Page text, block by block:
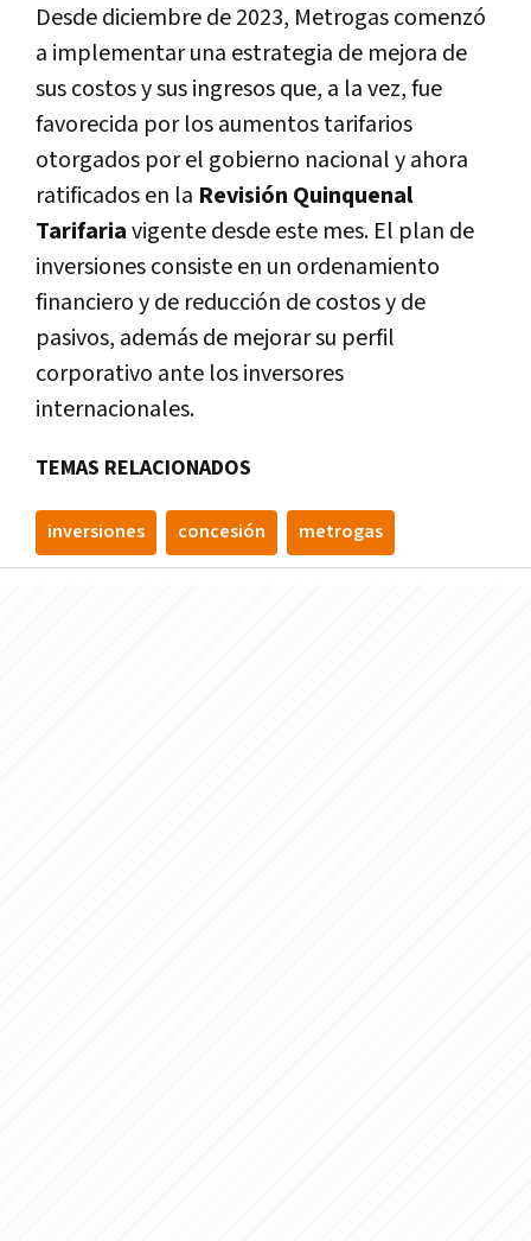
Desde diciembre de 2023, Metrogas comenzó
a implementar una estrategia de mejora de
sus costos y sus ingresos que, a la vez, fue
favorecida por los aumentos tarifarios
otorgados por el gobierno nacional y ahora
ratificados en la Revisión Quinquenal
Tarifariavigente desde este mes. El plan de
inversiones consiste en un ordenamiento
financiero y de reducción de costos y de
pasivos, además de mejorar su perfil
corporativo ante los inversores
internacionales.
TEMAS RELACIONADOS
inversiones concesión metrogas